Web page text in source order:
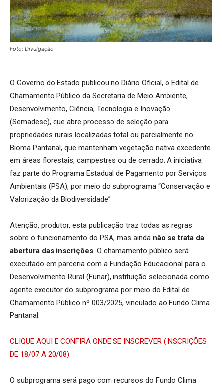
Foto: Divulgação
O Governo do Estado publicou no Diário Oficial, o Edital de
Chamamento Público da Secretaria de Meio Ambiente,
Desenvolvimento, Ciência, Tecnologia e Inovação
(Semadesc), que abre processo de seleção para
propriedades rurais localizadas total ou parcialmente no
Bioma Pantanal, que mantenham vegetação nativa excedente
em áreas florestais, campestres ou de cerrado. A iniciativa
faz parte do Programa Estadual de Pagamento por Serviços
Ambientais (PSA), por meio do subprograma “Conservação e
Valorização da Biodiversidade”.
Atenção, produtor, esta publicação traz todas as regras
sobre o funcionamento do PSA, mas ainda não se trata da
abertura das inscrições. O chamamento público será
executado em parceria com a Fundação Educacional para o
Desenvolvimento Rural (Funar), instituição selecionada como
agente executor do subprograma por meio do Edital de
Chamamento Público nº 003/2025, vinculado ao Fundo Clima
Pantanal.
CLIQUE AQUI E CONFIRA ONDE SE INSCREVER (INSCRIÇÕES
DE 18/07 A 20/08)
O subprograma será pago com recursos do Fundo Clima